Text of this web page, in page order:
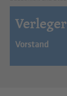
Verleger
Vorstand